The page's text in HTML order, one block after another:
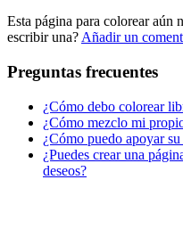
Primavera y pascua
Transporte
Verano y vacaciones
Libros para colorear para niños
Nezaradené
Esta página para colorear aún
escribir una? Añadir un
Preguntas frecuentes
¿Cómo debo colorear
¿Cómo mezclo mi
¿Cómo puedo apoyar
¿Puedes crear una
deseos?